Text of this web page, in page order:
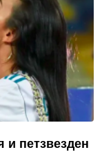
и петзвезден